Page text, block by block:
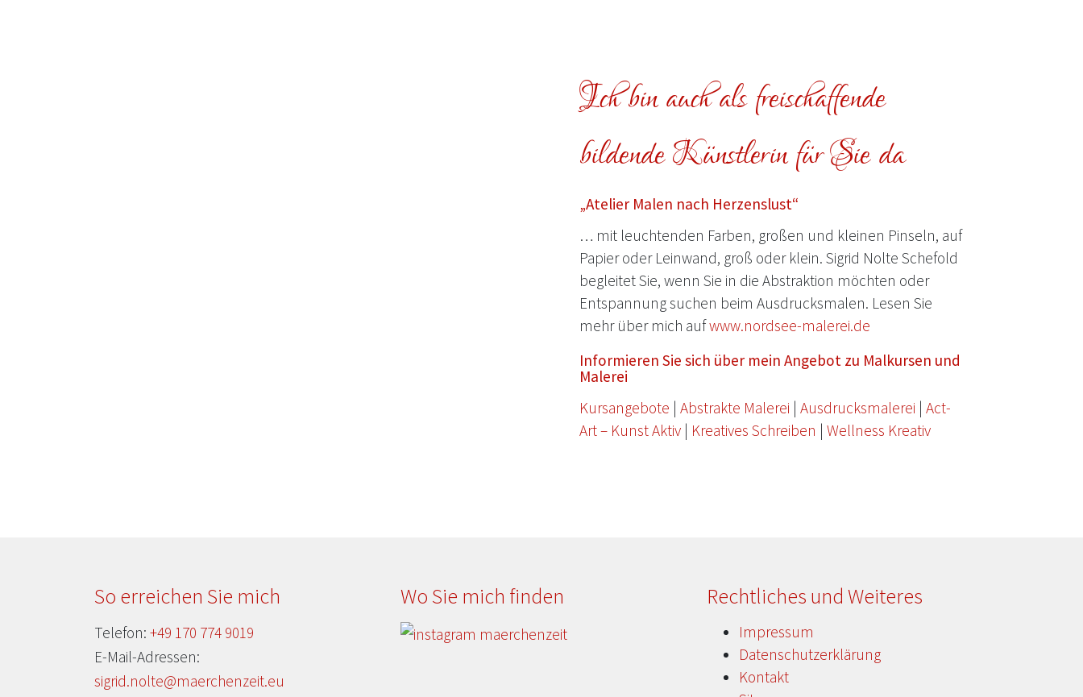
Ich bin auch als freischaffende
bildende Künstlerin für Sie da
„Atelier Malen nach Herzenslust“
… mit leuchtenden Farben, großen und kleinen Pinseln, auf
Papier oder Leinwand, groß oder klein. Sigrid Nolte Schefold
begleitet Sie, wenn Sie in die Abstraktion möchten oder
Entspannung suchen beim Ausdrucksmalen. Lesen Sie
mehr über mich aufwww.nordsee-malerei.de
Informieren Sie sich über mein Angebot zu Malkursen und
Malerei
Kursangebote | Abstrakte Malerei | Ausdrucksmalerei | Act-
Art – Kunst Aktiv | Kreatives Schreiben | Wellness Kreativ
So erreichen Sie mich
Telefon: +49 170 774 9019
E-Mail-Adressen:
sigrid.nolte@maerchenzeit.eu
Wo Sie mich finden Rechtliches und Weiteres
Impressum
Datenschutzerklärung
Kontakt